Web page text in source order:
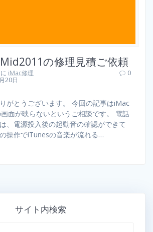
の修理見積ご依頼
に iMac修理
20日
0
がとうございます。 今回の記事はiMac
面が映らないというご相談です。 電話
、電源投入後の起動音の確認ができて
操作でiTunesの音楽が流れる…
サイト内検索